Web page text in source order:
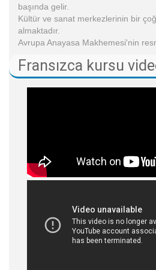
başında gelir.
Kültür ve sanat merkezlerinin bir
almaktadır.
Avrupa Anayasa Makhemesi'nin
Fransızca kursu